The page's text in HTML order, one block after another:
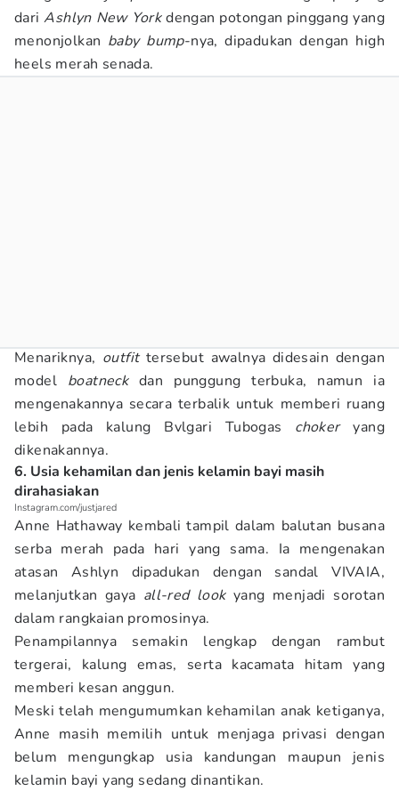
dariAshlyn New Yorkdengan potongan pinggang yang
menonjolkan baby bump-nya, dipadukan dengan high
heels merah senada.
Menariknya, outfittersebut awalnya didesain dengan
model boatneckdan punggung terbuka, namun ia
mengenakannya secara terbalik untuk memberi ruang
lebih pada kalung Bvlgari Tubogas chokeryang
dikenakannya.
6. Usia kehamilan dan jenis kelamin bayi masih
dirahasiakan
Instagram.com/justjared
Anne Hathaway kembali tampil dalam balutan busana
serba merah pada hari yang sama. Ia mengenakan
atasan Ashlyn dipadukan dengan sandal VIVAIA,
melanjutkan gaya all-red lookyang menjadi sorotan
dalam rangkaian promosinya.
Penampilannya semakin lengkap dengan rambut
tergerai, kalung emas, serta kacamata hitam yang
memberi kesan anggun.
Meski telah mengumumkan kehamilan anak ketiganya,
Anne masih memilih untuk menjaga privasi dengan
belum mengungkap usia kandungan maupun jenis
kelamin bayi yang sedang dinantikan.